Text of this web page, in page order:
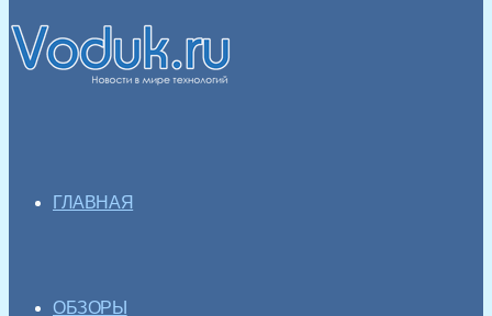
ГЛАВНАЯ
ОБЗОРЫ